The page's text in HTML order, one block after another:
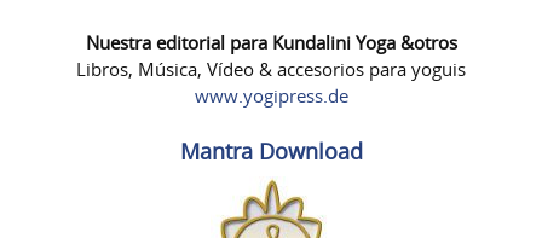
Nuestra editorial para Kundalini Yoga &otros
Libros, Música, Vídeo & accesorios para yoguis
www.yogipress.de
Mantra Download